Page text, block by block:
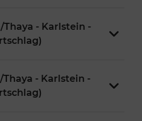
- Karlstein -
- Karlstein -